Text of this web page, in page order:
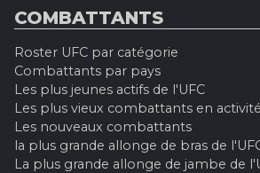
COMBATTANTS
Roster UFC par catégorie
Combattants par pays
Les plus jeunes actifs de l'UFC
Les plus vieux combattants en activité
Les nouveaux combattants
la plus grande allonge de bras de
La plus grande allonge de jambe de